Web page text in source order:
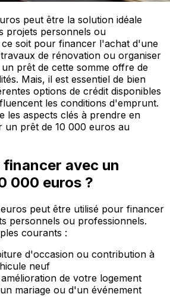
peut être la solution idéale
projets personnels ou
ce soit pour financer l'achat d'une
de rénovation ou organiser
prêt de cette somme offre de
Mais, il est essentiel de bien
options de crédit disponibles
les conditions d'emprunt.
les aspects clés à prendre en
un prêt de 10 000 euros au
avec un
000 euros ?
peut être utilisé pour financer
personnels ou professionnels.
courants :
d'occasion ou contribution à
neuf
de votre logement
mariage ou d'un événement